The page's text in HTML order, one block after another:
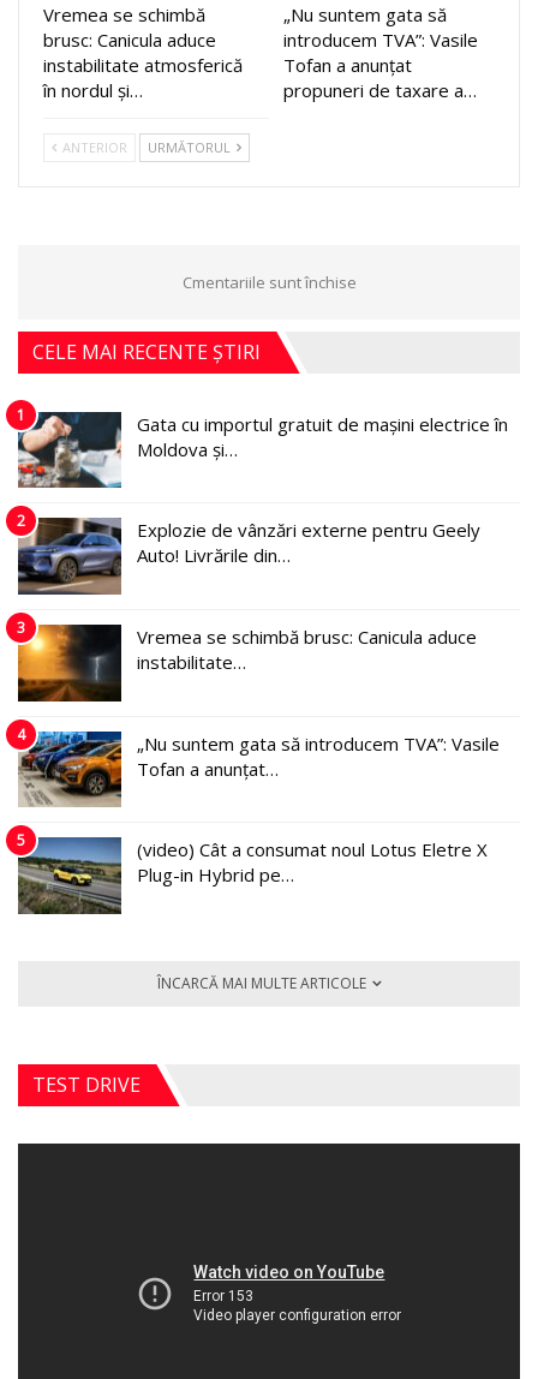
Vremea se schimbă
brusc: Canicula aduce
instabilitate atmosferică
în nordul și…
„Nu suntem gata să
introducem TVA”: Vasile
Tofan a anunțat
propuneri de taxare a…
ANTERIOR URMĂTORUL
Cmentariile sunt închise
CELE MAI RECENTE ȘTIRI
1
Gata cu importul gratuit de mașini electrice în
Moldova și…
2
Explozie de vânzări externe pentru Geely
Auto! Livrările din…
3
Vremea se schimbă brusc: Canicula aduce
instabilitate…
4
„Nu suntem gata să introducem TVA”: Vasile
Tofan a anunțat…
5
(video) Cât a consumat noul Lotus Eletre X
Plug-in Hybrid pe…
ÎNCARCĂ MAI MULTE ARTICOLE
TEST DRIVE